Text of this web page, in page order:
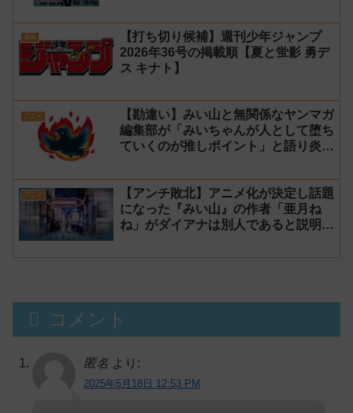
漫画
【打ち切り候補】週刊少年ジャンプ
2026年36号の掲載順【夏と蛍影 勇デ
ス キナト】
アニメ
【勘違い】みい山と無関係なヤンマガ
編集部が「みいちゃんが人として堕ち
ていくのが推しポイント」と語り炎上
ス】
アニメ
【アンチ敗北】アニメ化が決定し話題
になった『みい山』の作者「亜月ね
ね」がダイアナは別人であると説明し
コメント
匿名 より:
2025年5月18日 12:53 PM